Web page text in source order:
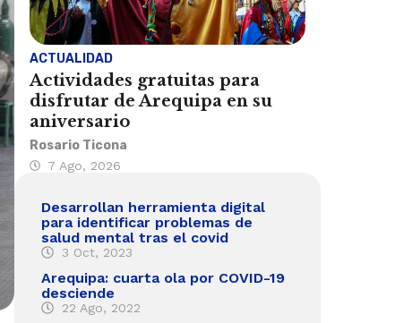
ACTUALIDAD
Actividades gratuitas para
disfrutar de Arequipa en su
aniversario
Rosario Ticona
7 Ago, 2026
Desarrollan herramienta digital
para identificar problemas de
salud mental tras el covid
3 Oct, 2023
Arequipa: cuarta ola por COVID-19
desciende
22 Ago, 2022